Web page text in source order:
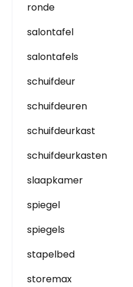
ronde
salontafel
salontafels
schuifdeur
schuifdeuren
schuifdeurkast
schuifdeurkasten
slaapkamer
spiegel
spiegels
stapelbed
storemax